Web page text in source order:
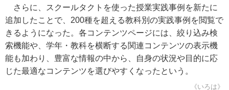
さらに、スクールタクトを使った授業実践事例を新たに
追加したことで、200種を超える教科別の実践事例を閲覧で
きるようになった。各コンテンツページには、絞り込み検
索機能や、学年・教科を横断する関連コンテンツの表示機
能も加わり、豊富な情報の中から、自身の状況や目的に応
じた最適なコンテンツを選びやすくなったという。
《いろは》